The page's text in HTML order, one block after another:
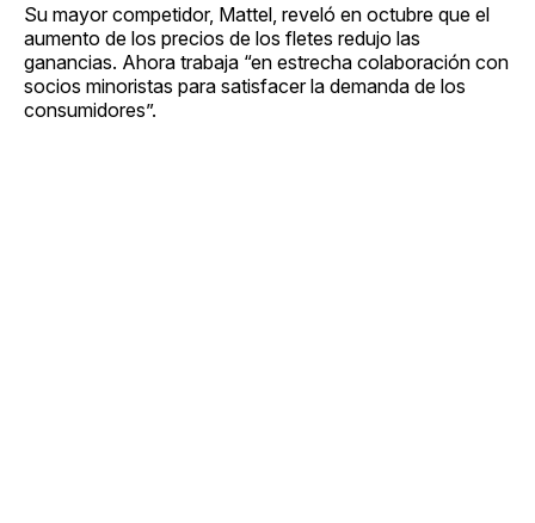
Su mayor competidor, Mattel, reveló en octubre que el
aumento de los precios de los fletes redujo las
ganancias. Ahora trabaja “en estrecha colaboración con
socios minoristas para satisfacer la demanda de los
consumidores”.